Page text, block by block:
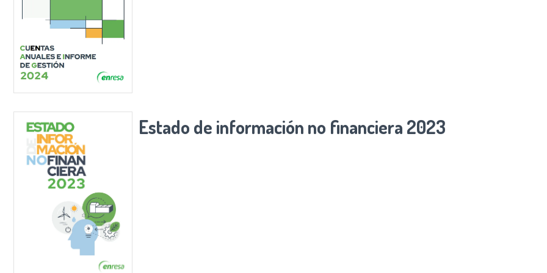
Estado de información no financiera 2023